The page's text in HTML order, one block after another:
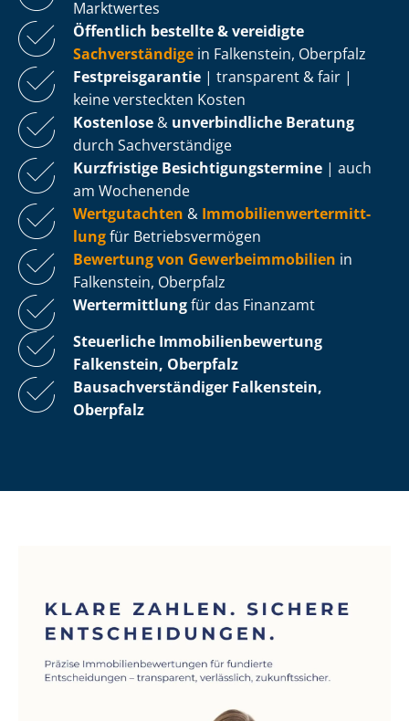
Marktwertes
Öffentlich bestellte & vereidigte
Sachverständige in Falkenstein, Oberpfalz
Fest­preis­ga­ran­tie | transparent & fair |
keine versteckten Kosten
Kostenlose & unverbindliche Beratung
durch Sachverständige
Kurzfristige Be­sich­ti­gungs­ter­mi­ne | auch
am Wochenende
Wertgutachten & Im­mo­bi­li­en­wert­ermitt­
lungfür Be­triebs­ver­mö­gen
Bewertung von Ge­wer­be­im­mo­bi­li­en in
Falkenstein, Oberpfalz
Wertermittlungfür das Finanzamt
Steuerliche Im­mo­bi­li­en­be­wer­tung
Falkenstein, Oberpfalz
Bau­sach­ver­stän­di­ger Falkenstein,
Oberpfalz